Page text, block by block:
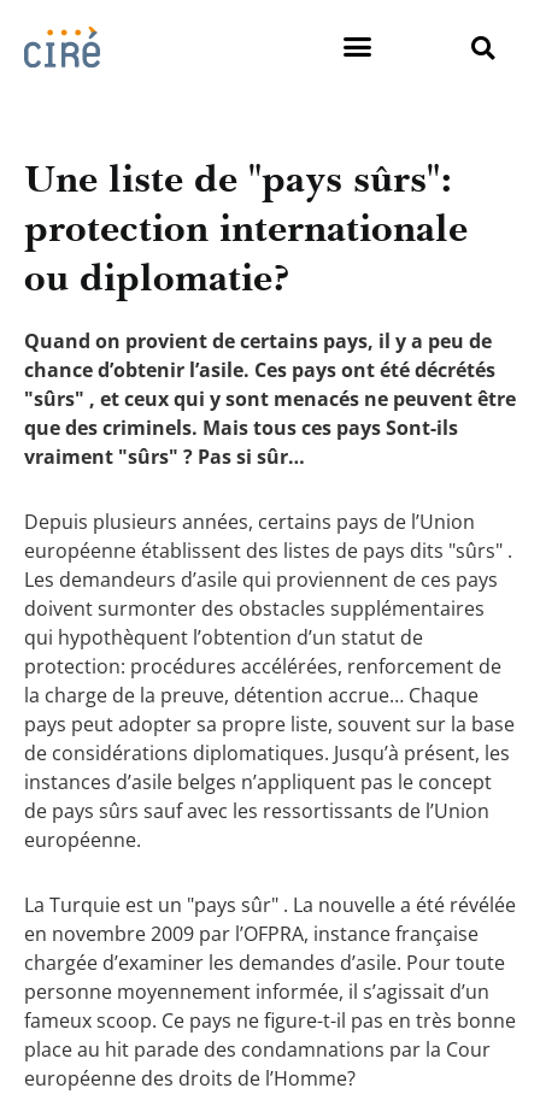
Une liste de "pays sûrs":
protection internationale
ou diplomatie?
Quand on provient de certains pays, il y a peu de
chance d’obtenir l’asile. Ces pays ont été décrétés
"sûrs" , et ceux qui y sont menacés ne peuvent être
que des criminels. Mais tous ces pays Sont-ils
vraiment "sûrs" ? Pas si sûr…
Depuis plusieurs années, certains pays de l’Union
européenne établissent des listes de pays dits "sûrs" .
Les demandeurs d’asile qui proviennent de ces pays
doivent surmonter des obstacles supplémentaires
qui hypothèquent l’obtention d’un statut de
protection: procédures accélérées, renforcement de
la charge de la preuve, détention accrue… Chaque
pays peut adopter sa propre liste, souvent sur la base
de considérations diplomatiques. Jusqu’à présent, les
instances d’asile belges n’appliquent pas le concept
de pays sûrs sauf avec les ressortissants de l’Union
européenne.
La Turquie est un "pays sûr" . La nouvelle a été révélée
en novembre 2009 par l’OFPRA, instance française
chargée d’examiner les demandes d’asile. Pour toute
personne moyennement informée, il s’agissait d’un
fameux scoop. Ce pays ne figure-t-il pas en très bonne
place au hit parade des condamnations par la Cour
européenne des droits de l’Homme?